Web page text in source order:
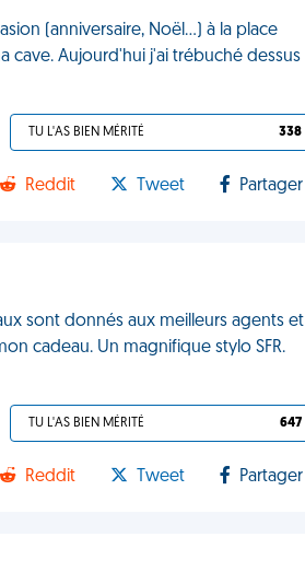
(anniversaire, Noël…) à la place
cave. Aujourd'hui j'ai trébuché dessus
TU L'AS BIEN MÉRITÉ 338
Reddit Tweet Partager
sont donnés aux meilleurs agents et
cadeau. Un magnifique stylo SFR.
TU L'AS BIEN MÉRITÉ 647
Reddit Tweet Partager